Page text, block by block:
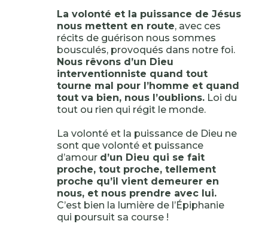
La volonté et la puissance de Jésus
nous mettent en route, avec ces
récits de guérison nous sommes
bousculés, provoqués dans notre foi.
Nous rêvons d’un Dieu
interventionniste quand tout
tourne mal pour l’homme et quand
tout va bien, nous l’oublions.Loi du
tout ou rien qui régit le monde.
La volonté et la puissance de Dieu ne
sont que volonté et puissance
d’amour d’un Dieu qui se fait
proche, tout proche, tellement
proche qu’il vient demeurer en
nous, et nous prendre avec lui.
C’est bien la lumière de l’Épiphanie
qui poursuit sa course !